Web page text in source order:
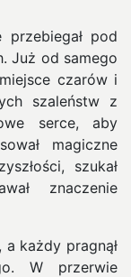
pod
Już od samego
czarów i
szaleństw z
serce, aby
magiczne
szukał
znaczenie
każdy pragnął
W przerwie